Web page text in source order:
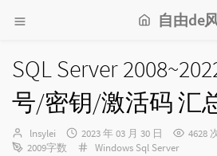
自由de
SQL Server
号/密钥/激活码 汇
博
主：
lnsylei
发
布
2023 年 03 月 30 日 4628
2009字数
分
Windows Sql Server